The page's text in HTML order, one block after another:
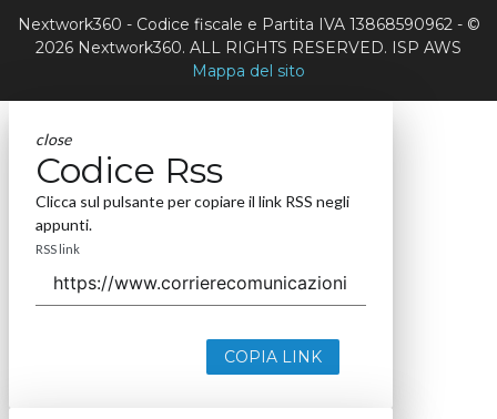
Nextwork360 - Codice fiscale e Partita IVA 13868590962 - ©
2026 Nextwork360. ALL RIGHTS RESERVED. ISP AWS
Mappa del sito
close
Codice Rss
Clicca sul pulsante per copiare il link RSS negli
appunti.
RSS link
COPIA LINK